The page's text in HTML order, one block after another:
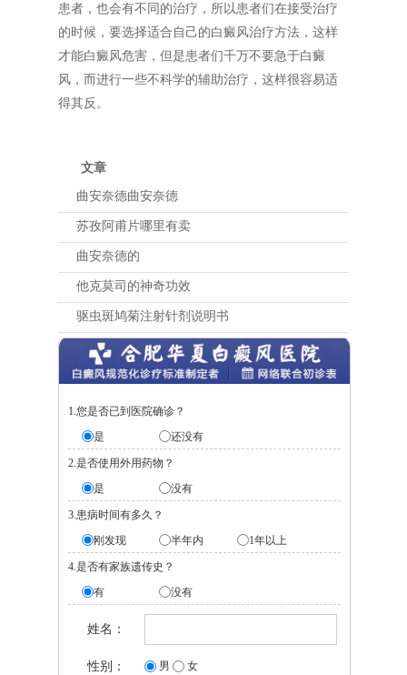
患者，也会有不同的治疗，所以患者们在接受治疗
的时候，要选择适合自己的白癜风治疗方法，这样
才能白癜风危害，但是患者们千万不要急于白癜
风，而进行一些不科学的辅助治疗，这样很容易适
得其反。
文章
曲安奈德曲安奈德
苏孜阿甫片哪里有卖
曲安奈德的
他克莫司的神奇功效
驱虫斑鸠菊注射针剂说明书
1.您是否已到医院确诊？
是
还没有
2.是否使用外用药物？
是
没有
3.患病时间有多久？
刚发现
半年内 1年以上
4.是否有家族遗传史？
有
没有
姓名：
性别： 男 女